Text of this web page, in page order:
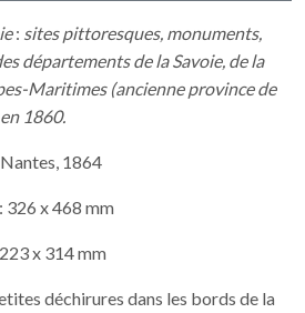
: sites pittoresques, monuments,
départements de la Savoie, de la
Maritimes (ancienne province de
1860.
1864
326 x 468 mm
x 314 mm
déchirures dans les bords de la